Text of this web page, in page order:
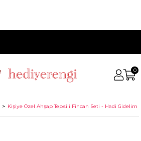
0
Kişiye Özel Ahşap Tepsili Fincan Seti - Hadi Gidelim